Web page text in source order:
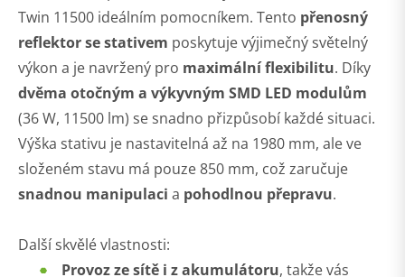
Twin 11500 ideálním pomocníkem. Tento přenosný
reflektor se stativem poskytuje výjimečný světelný
výkon a je navržený pro maximální flexibilitu. Díky
dvěma otočným a výkyvným SMD LED modulům
(36 W, 11500 lm) se snadno přizpůsobí každé situaci.
Výška stativu je nastavitelná až na 1980 mm, ale ve
složeném stavu má pouze 850 mm, což zaručuje
snadnou manipulaci a pohodlnou přepravu.
Další skvělé vlastnosti:
Provoz ze sítě i z akumulátoru, takže vás